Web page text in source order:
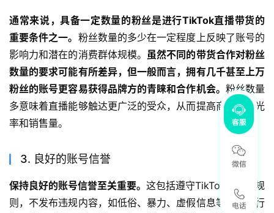
通常来说，具备一定数量的粉丝是进行TikTok直播带货的
重要条件之一。 粉丝数量的多少在一定程度上反映了账号的
影响力和潜在的消费群体规模。 虽然不同的带货合作对粉丝
数量的要求可能有所差异，但一般而言，拥有几千甚至上万
粉丝的账号更容易获得品牌方的青睐和合作机会。 粉丝数量
多意味着直播能够触达更广泛的受众，从而提高商品的曝光
率和销售量。
3. 良好的账号信誉
保持良好的账号信誉至关重要。 这包括遵守TikTok的社区规
则，不发布违规内容，如低俗、暴力、虚假信息等。违规行